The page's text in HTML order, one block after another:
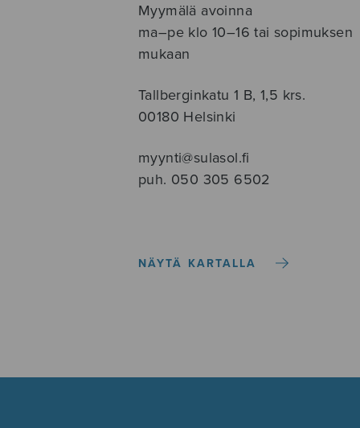
Myymälä avoinna
ma–pe klo 10–16 tai sopimuksen
mukaan
Tallberginkatu 1 B, 1,5 krs.
00180 Helsinki
myynti@sulasol.fi
puh. 050 305 6502
NÄYTÄ KARTALLA